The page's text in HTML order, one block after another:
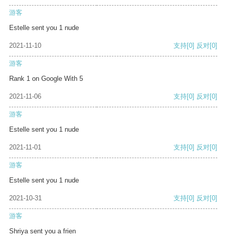
游客
Estelle sent you 1 nude
2021-11-10 支持[0] 反对[0]
游客
Rank 1 on Google With 5
2021-11-06 支持[0] 反对[0]
游客
Estelle sent you 1 nude
2021-11-01 支持[0] 反对[0]
游客
Estelle sent you 1 nude
2021-10-31 支持[0] 反对[0]
游客
Shriya sent you a frien